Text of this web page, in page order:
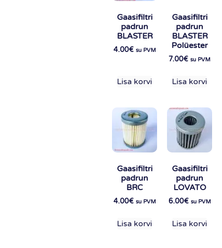
Gaasifiltri
padrun
BLASTER
4.00€ su PVM
Lisa korvi
Gaasifiltri
padrun
BLASTER
Polüester
7.00€ su PVM
Lisa korvi
Gaasifiltri
padrun
BRC
4.00€ su PVM
Lisa korvi
Gaasifiltri
padrun
LOVATO
6.00€ su PVM
Lisa korvi